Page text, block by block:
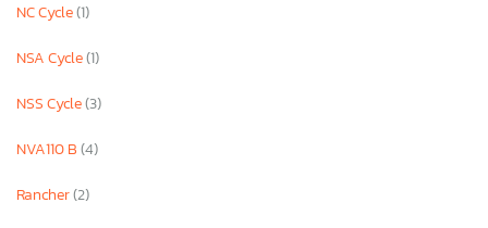
NC Cycle(1)
NSA Cycle(1)
NSS Cycle(3)
NVA110 B(4)
Rancher(2)